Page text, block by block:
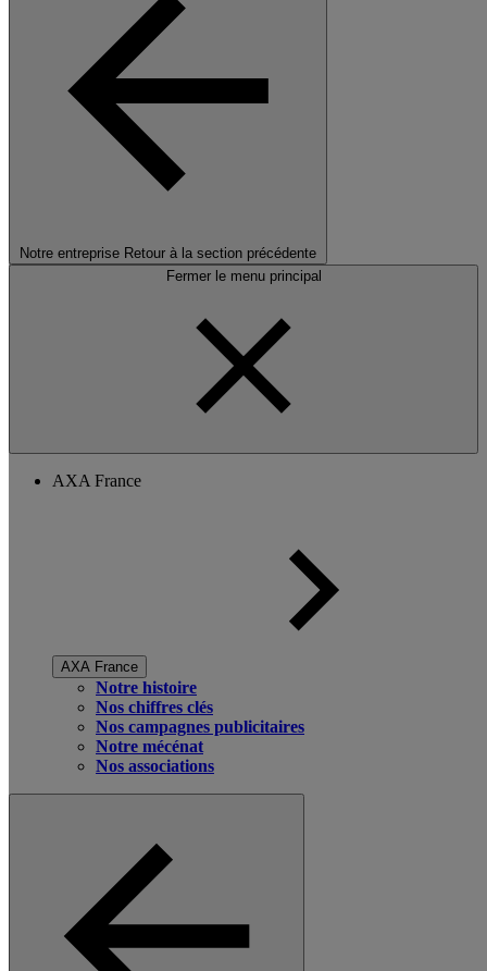
Notre entreprise Retour à la section précédente
Fermer le menu principal
AXA France
AXA France
Notre histoire
Nos chiffres clés
Nos campagnes publicitaires
Notre mécénat
Nos associations